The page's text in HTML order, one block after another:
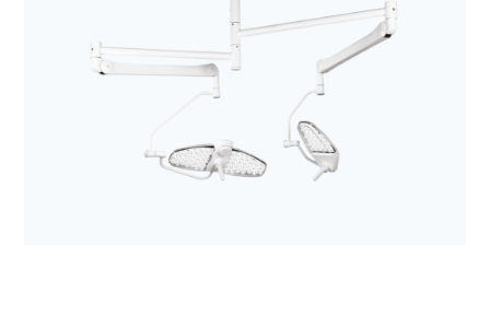
Anestezjologia i aparatura medyczna
Kolumny chirurgiczne i anestezjologiczne z
rodziny MODUEVO